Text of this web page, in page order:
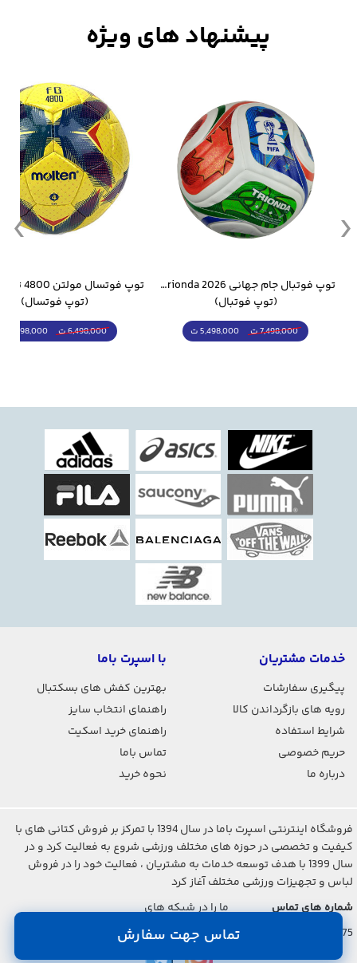
تماس جهت سفارش
توپ فوتبال جام جهانی 2026 Trionda مشابه اورجینال
(توپ فوتبال)
7,498,000 ت 5,498,000 ت
(توپ فوتسال)
6,498,000 ت 5,298,000 ت
خدمات مشتریان
پیگیری سفارشات
رویه های بازگرداندن کالا
شرایط استفاده
حریم خصوصی
درباره ما
با اسپرت باما
بهترین کفش های بسکتبال
راهنمای انتخاب سایز
راهنمای خرید اسکیت
تماس باما
نحوه خرید
فروشگاه اینترنتی اسپرت باما در سال 1394 با تمرکز بر فروش کتانی های با
کیفیت و تخصصی در حوزه های مختلف ورزشی شروع به فعالیت کرد و در
سال 1399 با هدف توسعه خدمات به مشتریان ، فعالیت خود را در فروش
لباس و تجهیزات ورزشی مختلف آغاز کرد
شماره های تماس
021-2842-7275
ما را در شبکه های
اجتماعی دنبال کنید